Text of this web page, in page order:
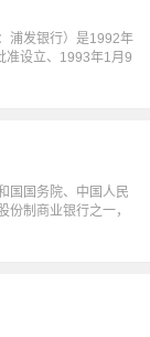
浦发银行）是1992年
准设立、1993年1月9
国国务院、中国人民
份制商业银行之一，